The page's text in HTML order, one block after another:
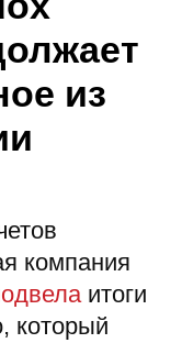
из
компания
итоги
который